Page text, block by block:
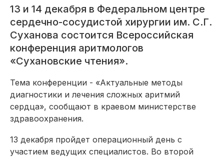
13 и 14 декабря в Федеральном центре
сердечно-сосудистой хирургии им. С.Г.
Суханова состоится Всероссийская
конференция аритмологов
«Сухановские чтения».
Тема конференции - «Актуальные методы
диагностики и лечения сложных аритмий
сердца», сообщают в краевом министерстве
здравоохранения.
13 декабря пройдет операционный день с
участием ведущих специалистов. Во второй